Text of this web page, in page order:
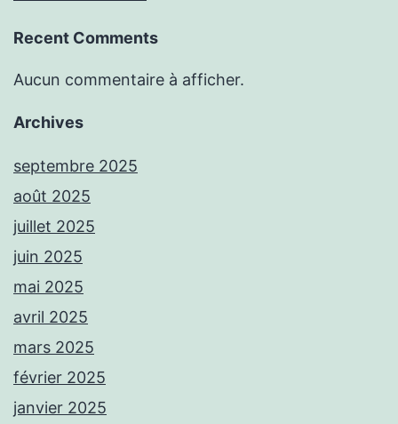
Recent Comments
Aucun commentaire à afficher.
Archives
septembre 2025
août 2025
juillet 2025
juin 2025
mai 2025
avril 2025
mars 2025
février 2025
janvier 2025